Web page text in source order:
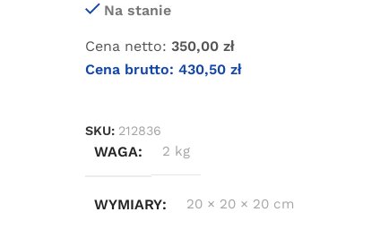
Na stanie
Cena netto: 350,00zł
Cena brutto:430,50zł
SKU: 212836
WAGA 2 kg
WYMIARY 20 × 20 × 20 cm